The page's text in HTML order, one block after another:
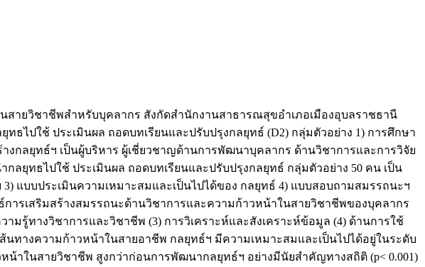
ายวิชาชีพสำหรับบุคลากร สังกัดสำนักงานสาธารณสุขอำเภอเมืองอุบลราชธานี
ธไปใช้ ประเมินผล ถอดบทเรียนและปรับปรุงกลยุทธ์ (D2) กลุ่มตัวอย่าง 1) การศึกษา
กลยุทธ์ฯ เป็นผู้บริหาร ผู้เชี่ยวชาญด้านการพัฒนาบุคลากร ด้านวิชาการและการวิจัย
ลยุทธไปใช้ ประเมินผล ถอดบทเรียนและปรับปรุงกลยุทธ์ กลุ่มตัวอย่าง 50 คน เป็น
แบบประเมินความเหมาะสมและเป็นไปได้ของ กลยุทธ์ 4) แบบสอบถามสมรรถนะฯ
ธ์การเสริมสร้างสมรรถนะด้านวิชาการและความก้าวหน้าในสายวิชาชีพของบุคลากร
มรู้ทางวิชาการและวิชาชีพ (3) การวิเคราะห์และสังเคราะห์ข้อมูล (4) ด้านการใช้
ทางความก้าวหน้าในสายอาชีพ กลยุทธ์ฯ มีความเหมาะสมและเป็นไปได้อยู่ในระดับ
น้าในสายวิชาชีพ สูงกว่าก่อนการพัฒนากลยุทธ์ฯ อย่างมีนัยสำคัญทางสถิติ (p< 0.001)